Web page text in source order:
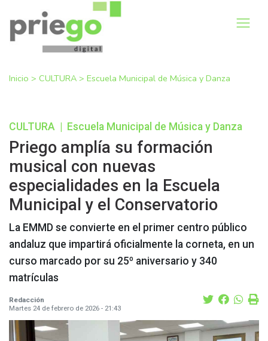
Inicio > CULTURA > Escuela Municipal de Música y Danza
CULTURA Escuela Municipal de Música y Danza
Priego amplía su formación
musical con nuevas
especialidades en la Escuela
Municipal y el Conservatorio
La EMMD se convierte en el primer centro público
andaluz que impartirá oficialmente la corneta, en un
curso marcado por su 25º aniversario y 340
matrículas
Redacción
Martes 24 de febrero de 2026 - 21:43